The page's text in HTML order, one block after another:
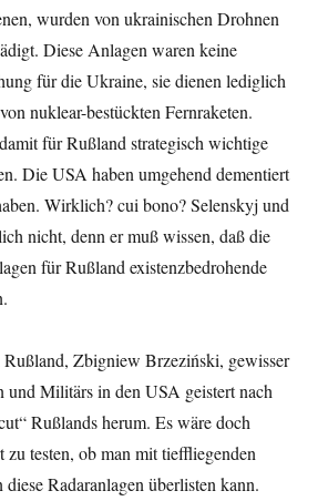
wurden von ukrainischen Drohnen
Diese Anlagen waren keine
für die Ukraine, sie dienen lediglich
nuklear-bestückten Fernraketen.
für Rußland strategisch wichtige
Die USA haben umgehend dementiert
Wirklich? cui bono? Selenskyj und
nicht, denn er muß wissen, daß die
für Rußland existenzbedrohende
Zbigniew Brzeziński, gewisser
und Militärs in den USA geistert nach
Rußlands herum. Es wäre doch
zu testen, ob man mit tieffliegenden
Radaranlagen überlisten kann.